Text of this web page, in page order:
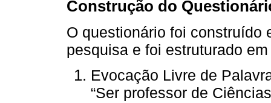
Construção do
O questionário foi construído
pesquisa e foi estruturado
Evocação Livre de
“Ser professor de